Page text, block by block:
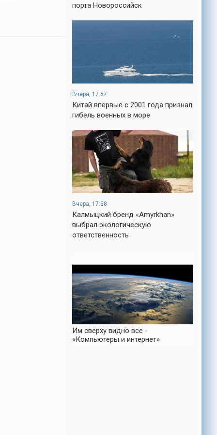
кроме того, кто его дал.
-- Люблю давать советы и очень не
самолюбование.
-- Лучшее, что можно сделать с хорошим
Он никогда не бывает полезен никому,
кроме того, кто его дал.
-- Люблю давать советы и очень не
порта Новороссийск
Вчера, 17:57
Китай впервые с 2001 года признал
гибель военных в море
Вчера, 17:58
Калмыцкий бренд «Amyrkhan»
выбрал экологическую
ответственность
Им сверху видно все -
«Компьютеры и интернет»